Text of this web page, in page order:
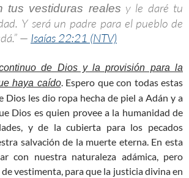
tus vestiduras reales y le daré tu
Y será un padre para el pueblo de
— Isaías 22:21 (NTV)
de Dios y la provisión para la
haya caído. Espero que con todas estas
Dios les dio ropa hecha de piel a Adán y a
Dios es quien provee a la humanidad de
y de la cubierta para los pecados
salvación de la muerte eterna. En esta
con nuestra naturaleza adámica, pero
vestimenta, para que la justicia divina en